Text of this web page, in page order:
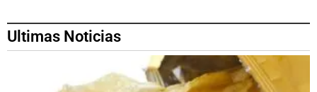
Ultimas Noticias